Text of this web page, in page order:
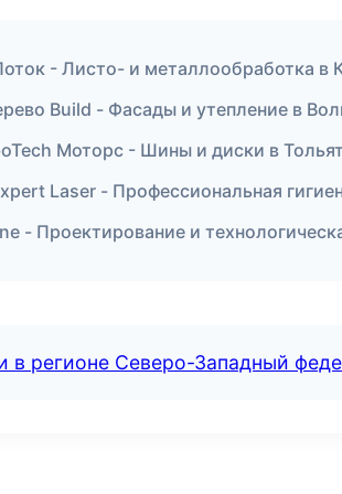
- Листо- и металлообработка в
Build - Фасады и утепление в
Моторс - Шины и диски в
Laser - Профессиональная
- Проектирование и
в регионе Северо-Западный